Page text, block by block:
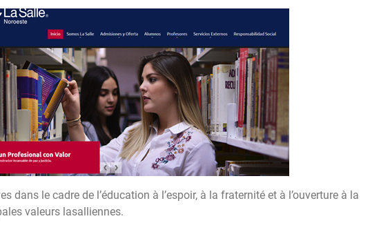
dans le cadre de l’éducation à l’espoir, à la fraternité et à l’ouverture à la
valeurs lasalliennes.